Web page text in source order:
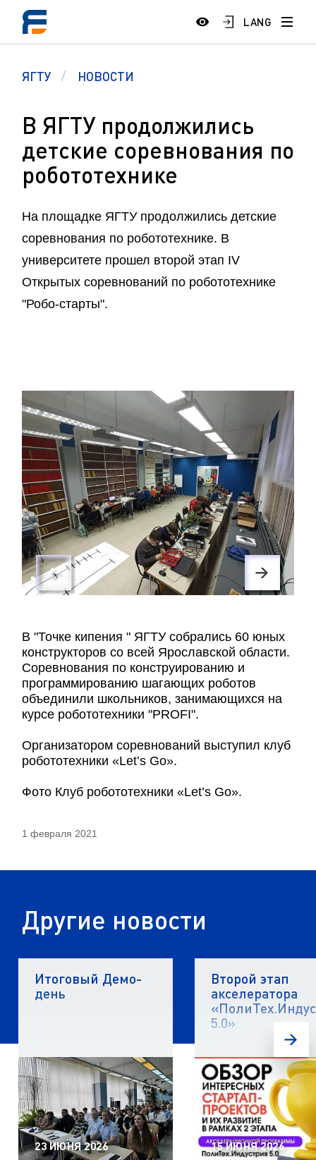
LANG
ЯГТУ НОВОСТИ
В ЯГТУ продолжились
детские соревнования по
робототехнике
На площадке ЯГТУ продолжились детские
соревнования по робототехнике. В
университете прошел второй этап IV
Открытых соревнований по робототехнике
"Робо-старты".
В "Точке кипения " ЯГТУ собрались 60 юных
конструкторов со всей Ярославской области.
Соревнования по конструированию и
программированию шагающих роботов
объединили школьников, занимающихся на
курсе робототехники "PROFI".
Организатором соревнований выступил клуб
робототехники «Let’s Go».
Фото Клуб робототехники «Let’s Go».
1 февраля 2021
Другие новости
Итоговый Демо-
день
23 ИЮНЯ 2026
Второй этап
акселератора
5.0»
15 ИЮНЯ 2026